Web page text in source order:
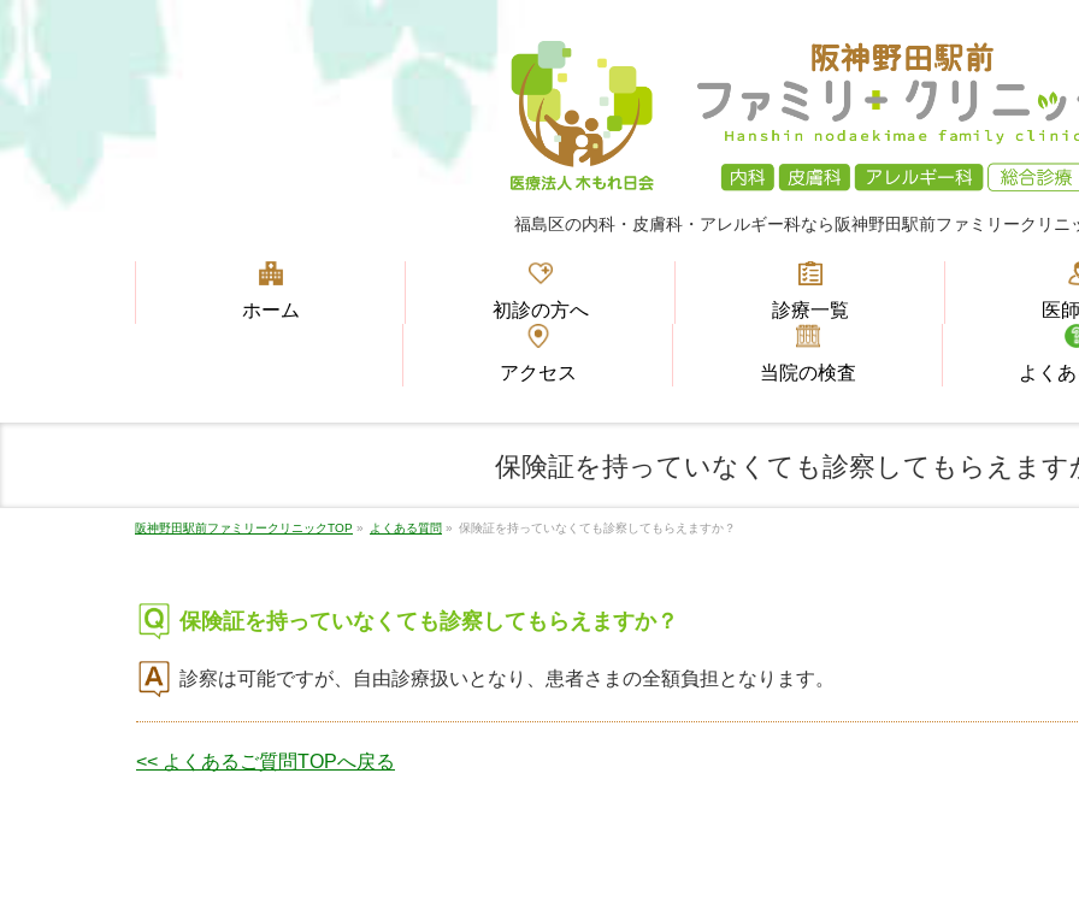
福島区の内科・皮膚科・アレルギー科なら 阪神野田駅前ファミリークリニ
ホーム 初診の方へ 診療一覧 医
アクセス 当院の検査 よく
保険証を持っていなくても診察してもらえます
阪神野田駅前ファミリークリニックTOP » よくある質問 » 保険証を持っていなくても診察してもらえますか？
保険証を持っていなくても診察してもらえますか？
診察は可能ですが、自由診療扱いとなり、患者さまの全額負担となります。
<< よくあるご質問TOPへ戻る